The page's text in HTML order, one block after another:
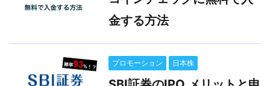
金する方法
プロモーション 日本株